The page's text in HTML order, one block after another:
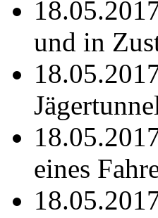
und in
eines